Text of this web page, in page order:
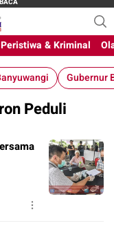
Peristiwa & Kriminal
Gubernur
Peduli